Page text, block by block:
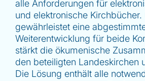
alle Anforderungen für
und elektronische Kirchbücher.
gewährleistet eine
Weiterentwicklung für beide
stärkt die ökumenische
den beteiligten Landeskirchen
Die Lösung enthält alle